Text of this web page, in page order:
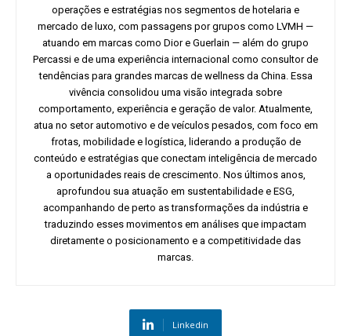
operações e estratégias nos segmentos de hotelaria e
mercado de luxo, com passagens por grupos como LVMH —
atuando em marcas como Dior e Guerlain — além do grupo
Percassi e de uma experiência internacional como consultor de
tendências para grandes marcas de wellness da China. Essa
vivência consolidou uma visão integrada sobre
comportamento, experiência e geração de valor. Atualmente,
atua no setor automotivo e de veículos pesados, com foco em
frotas, mobilidade e logística, liderando a produção de
conteúdo e estratégias que conectam inteligência de mercado
a oportunidades reais de crescimento. Nos últimos anos,
aprofundou sua atuação em sustentabilidade e ESG,
acompanhando de perto as transformações da indústria e
traduzindo esses movimentos em análises que impactam
diretamente o posicionamento e a competitividade das
marcas.
Linkedin